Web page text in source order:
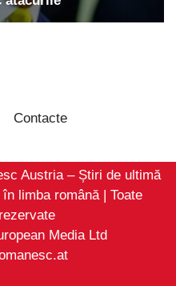
Contacte
Austria – Știri de ultimă
limba română | Toate
Media Ltd